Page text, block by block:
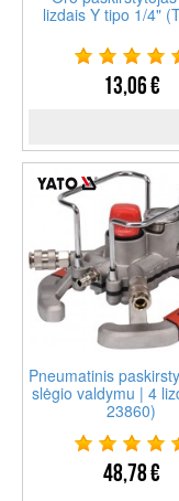
lizdais Y tipo 1/4"
13,06 €
Pneumatinis
slėgio valdymu | 4
23860)
48,78 €